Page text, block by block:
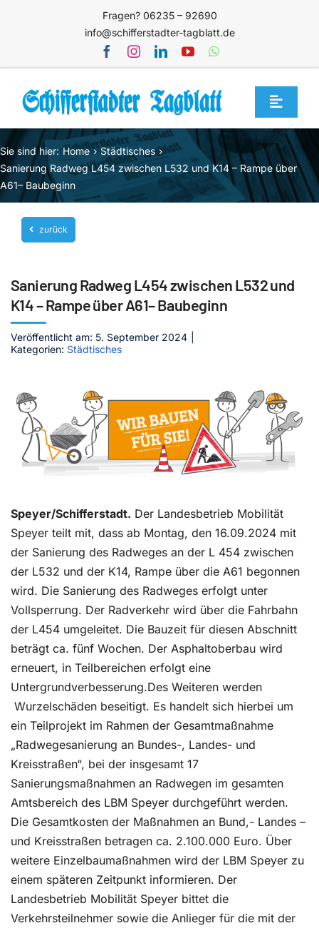
Fragen? 06235 – 92690
info@schifferstadter-tagblatt.de
Toggle
Home
Themen
Blog
Unternehmen
Mediathek
Jetzt abonnieren
Kontakt
Sie sind hier: Home
Städtisches
Sanierung Radweg L454 zwischen L532 und K14 – Rampe über
A61– Baubeginn
zurück
Sanierung Radweg L454 zwischen L532 und
K14 – Rampe über A61– Baubeginn
Veröffentlicht am: 5. September 2024
Kategorien: Städtisches
Speyer/Schifferstadt. Der Landesbetrieb Mobilität
Speyer teilt mit, dass ab Montag, den 16.09.2024 mit
der Sanierung des Radweges an der L 454 zwischen
der L532 und der K14, Rampe über die A61 begonnen
wird. Die Sanierung des Radweges erfolgt unter
Vollsperrung. Der Radverkehr wird über die Fahrbahn
der L454 umgeleitet. Die Bauzeit für diesen Abschnitt
beträgt ca. fünf Wochen. Der Asphaltoberbau wird
erneuert, in Teilbereichen erfolgt eine
Untergrundverbesserung.Des Weiteren werden
Wurzelschäden beseitigt. Es handelt sich hierbei um
ein Teilprojekt im Rahmen der Gesamtmaßnahme
„Radwegesanierung an Bundes-, Landes- und
Kreisstraßen“, bei der insgesamt 17
Sanierungsmaßnahmen an Radwegen im gesamten
Amtsbereich des LBM Speyer durchgeführt werden.
Die Gesamtkosten der Maßnahmen an Bund,- Landes –
und Kreisstraßen betragen ca. 2.100.000 Euro. Über
weitere Einzelbaumaßnahmen wird der LBM Speyer zu
einem späteren Zeitpunkt informieren. Der
Landesbetrieb Mobilität Speyer bittet die
Verkehrsteilnehmer sowie die Anlieger für die mit der